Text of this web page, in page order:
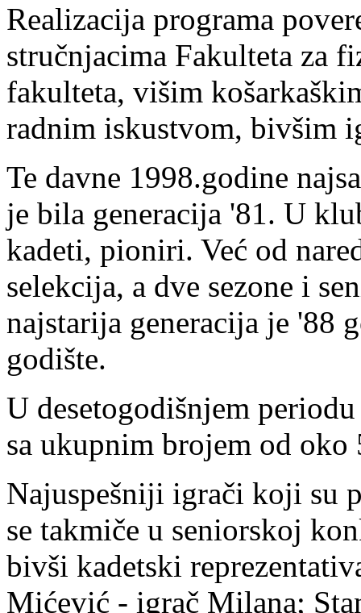
Realizacija programa
stručnjacima Fakulteta za
fakulteta, višim
radnim iskustvom, bivšim
Te davne 1998.godine
je bila generacija '81. U
kadeti, pioniri. Već od
selekcija, a dve sezone i
najstarija generacija je '88
godište.
U desetogodišnjem
sa ukupnim brojem od oko
Najuspešniji igrači koji su
se takmiče u seniorskoj
bivši kadetski
Mićević - igrač Milana;